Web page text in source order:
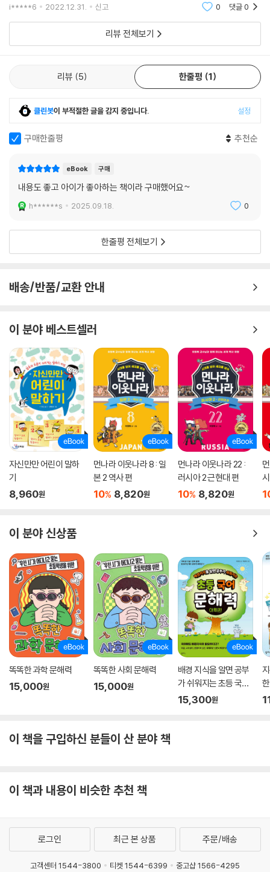
을 이번 책을 통해서 아이들도 깊이
i*****6 2022.12.31. 신고 0 댓글0
리뷰 전체보기
리뷰 5 한줄평 1
클린봇이 부적절한 글을 감지 중입니다. 설정
구매한줄평 추천순
eBook 구매
내용도 좋고 아이가 좋아하는 책이라 구매했어요~
h******s 2025.09.18. 0
한줄평 전체보기
배송/반품/교환 안내
이 분야 베스트셀러
자신만만 어린이 말하
기
8,960원
먼나라 이웃나라 8 : 일
본 2 역사 편
10% 8,820원
먼나라 이웃나라 22 :
러시아 2 근현대 편
10% 8,820원
이 분야 신상품
똑똑한 과학 문해력
15,000원
똑똑한 사회 문해력
15,000원
배경 지식을 알면 공부
가 쉬워지는 초등 국어
문해력 어휘편
15,300원
이 책을 구입하신 분들이 산 분야 책
이 책과 내용이 비슷한 추천 책
로그인 최근 본 상품 주문/배송
고객센터 1544-3800 티켓 1544-6399 중고샵 1566-4295